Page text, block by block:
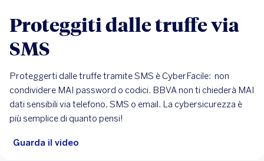
Proteggiti dalle truffe via
SMS
Proteggerti dalle truffe tramite SMS è CyberFacile: non
condividere MAI password o codici. BBVA non ti chiederà MAI
dati sensibili via telefono, SMS o email. La cybersicurezza è
più semplice di quanto pensi!
Guarda il video